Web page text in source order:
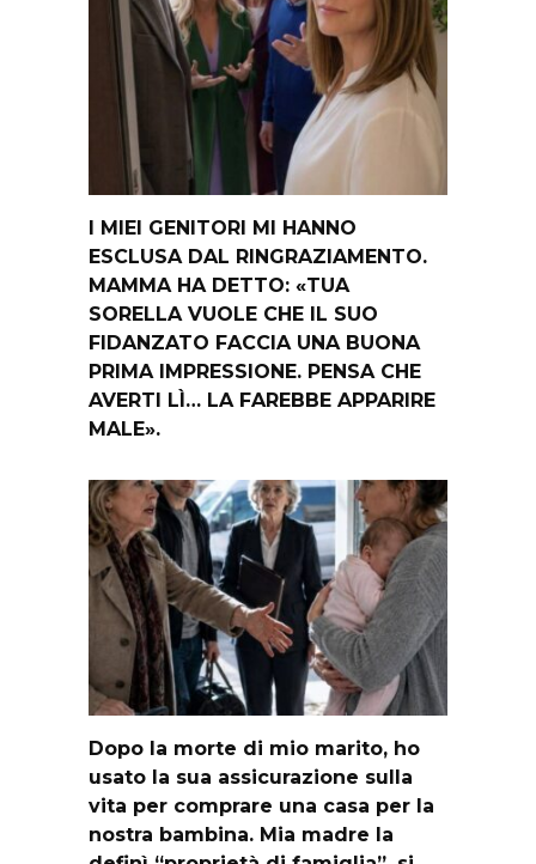
I MIEI GENITORI MI HANNO
ESCLUSA DAL RINGRAZIAMENTO.
MAMMA HA DETTO: «TUA
SORELLA VUOLE CHE IL SUO
FIDANZATO FACCIA UNA BUONA
PRIMA IMPRESSIONE. PENSA CHE
AVERTI LÌ… LA FAREBBE APPARIRE
MALE».
Dopo la morte di mio marito, ho
usato la sua assicurazione sulla
vita per comprare una casa per la
nostra bambina. Mia madre la